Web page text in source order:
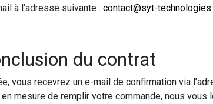
à l’adresse suivante : contact@syt-
du contrat
vous recevrez un e-mail de confirmation via
mesure de remplir votre commande, nous